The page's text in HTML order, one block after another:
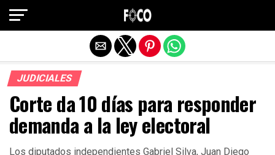
JUDICIALES
Corte da 10 días para responder
demanda a la ley electoral
Los diputados independientes Gabriel Silva, Juan Diego
Salir de la versión móvil